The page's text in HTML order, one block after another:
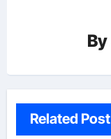
By
Related Post